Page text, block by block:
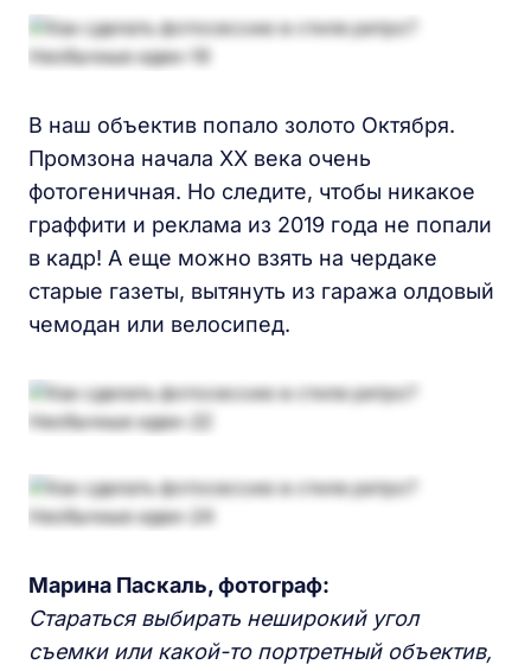
В наш объектив попало золото Октября.
Промзона начала XX века очень
фотогеничная. Но следите, чтобы никакое
граффити и реклама из 2019 года не попали
в кадр! А еще можно взять на чердаке
старые газеты, вытянуть из гаража олдовый
чемодан или велосипед.
Марина Паскаль, фотограф:
Стараться выбирать неширокий угол
съемки или какой-то портретный объектив,